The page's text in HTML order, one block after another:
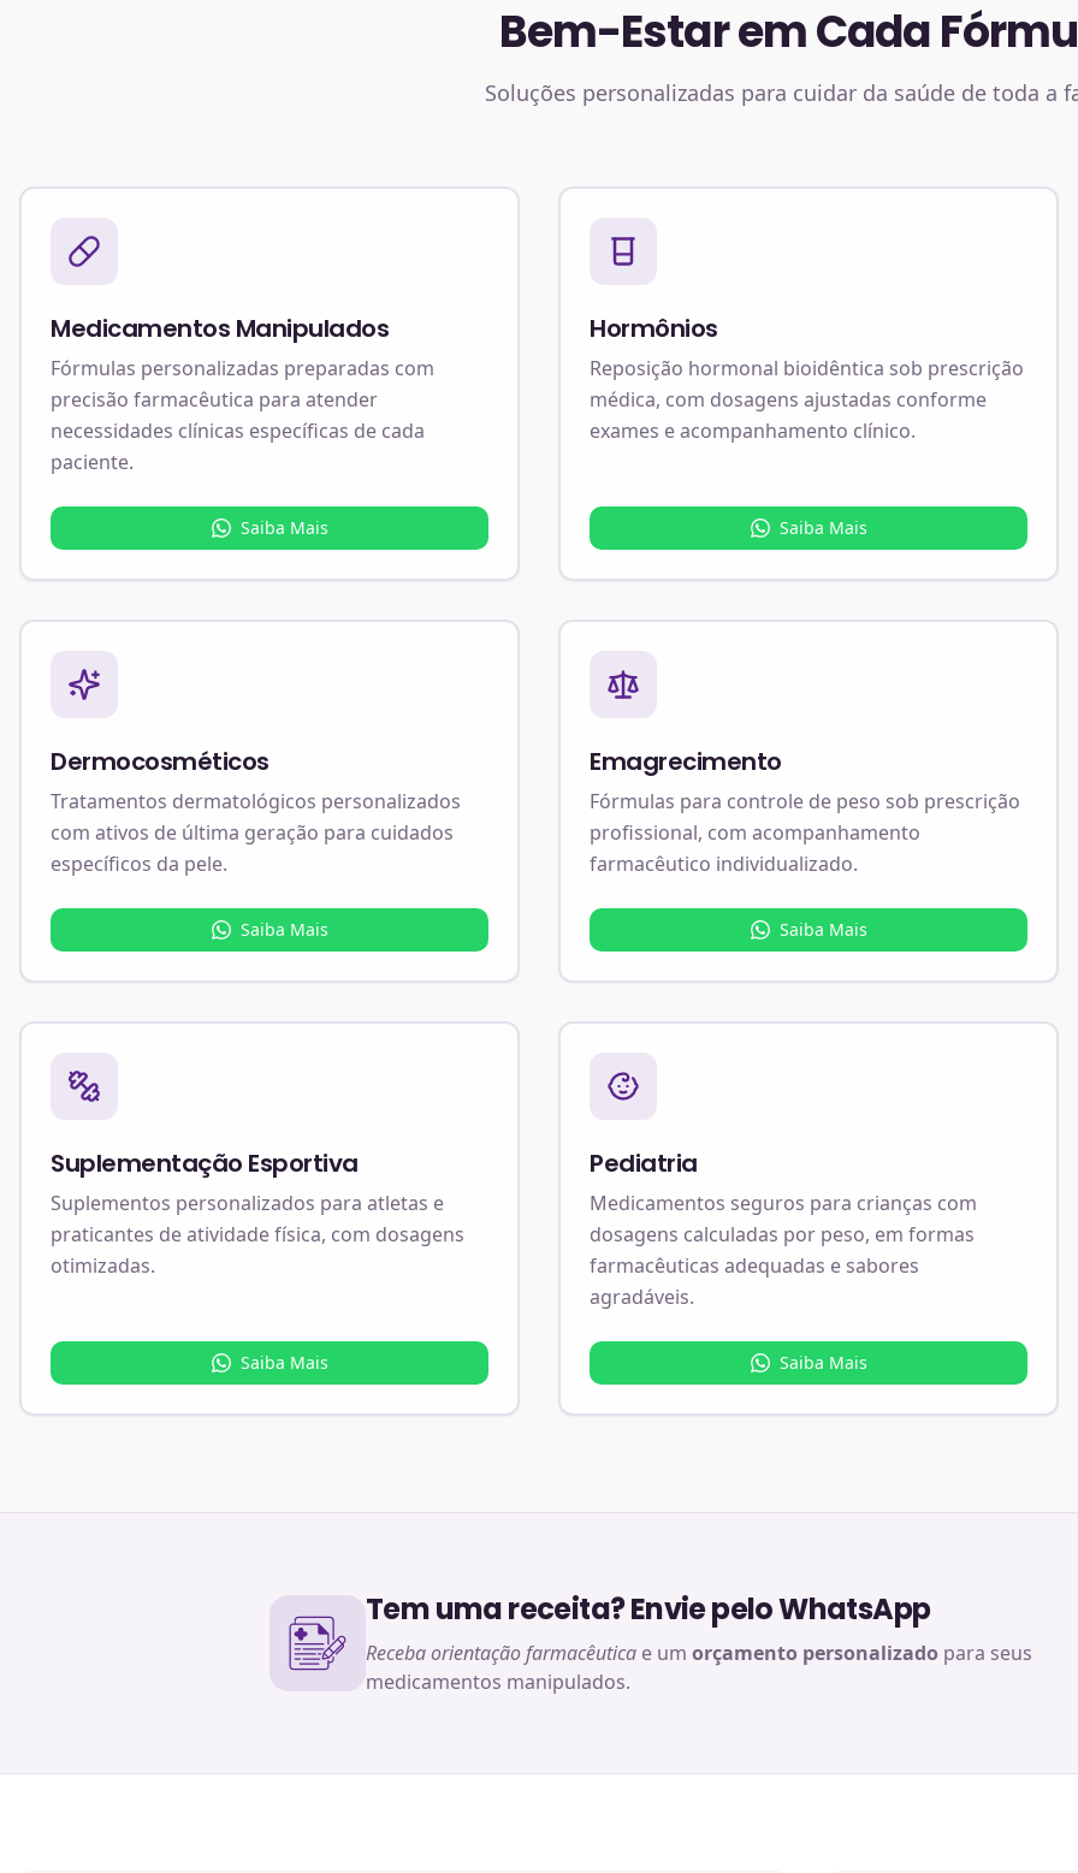
Bem-Estar em Cada
Soluções personalizadas para cuidar da saúde de toda a
Medicamentos Manipulados
Fórmulas personalizadas preparadas com
precisão farmacêutica para atender
necessidades clínicas específicas de cada
paciente.
Saiba Mais
Hormônios
Reposição hormonal bioidêntica sob prescrição
médica, com dosagens ajustadas conforme
exames e acompanhamento clínico.
Saiba Mais
Dermocosméticos
Tratamentos dermatológicos personalizados
com ativos de última geração para cuidados
específicos da pele.
Saiba Mais
Emagrecimento
Fórmulas para controle de peso sob prescrição
profissional, com acompanhamento
farmacêutico individualizado.
Saiba Mais
Suplementação Esportiva
Suplementos personalizados para atletas e
praticantes de atividade física, com dosagens
otimizadas.
Saiba Mais
Pediatria
Medicamentos seguros para crianças com
dosagens calculadas por peso, em formas
farmacêuticas adequadas e sabores
agradáveis.
Saiba Mais
Tem uma receita? Envie pelo WhatsApp
Receba orientação farmacêutica e um orçamento personalizado para seus
medicamentos manipulados.